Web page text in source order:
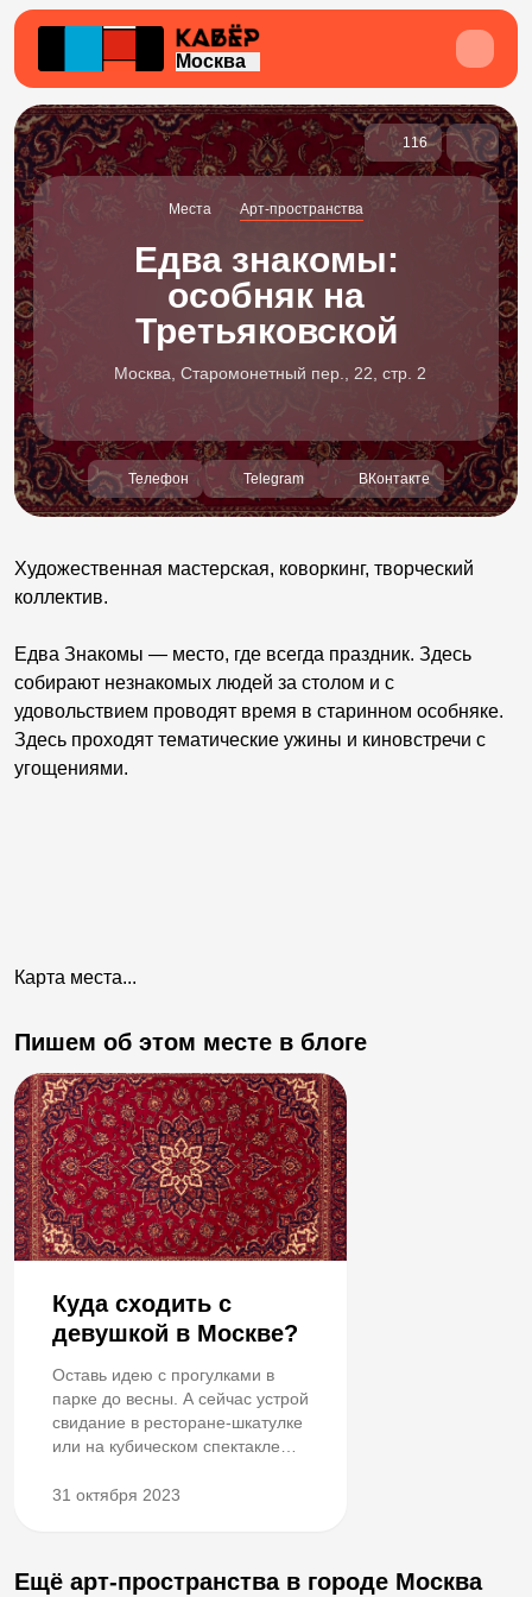
Москва
116
Места Арт-пространства
Едва знакомы:
особняк на
Третьяковской
Москва, Старомонетный пер., 22, стр. 2
Телефон Telegram ВКонтакте
Художественная мастерская, коворкинг, творческий
коллектив.
Едва Знакомы — место, где всегда праздник. Здесь
собирают незнакомых людей за столом и с
удовольствием проводят время в старинном особняке.
Здесь проходят тематические ужины и киновстречи с
угощениями.
Карта места...
Пишем об этом месте в блоге
Куда сходить с
девушкой в Москве?
Оставь идею с прогулками в
парке до весны. А сейчас устрой
свидание в ресторане-шкатулке
или на кубическом спектакле
31 октября 2023
Ещё арт-пространства в городе Москва